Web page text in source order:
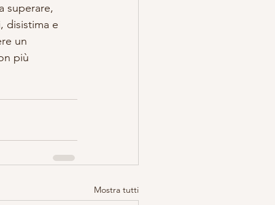
superare,
disistima e
un
più
Mostra tutti